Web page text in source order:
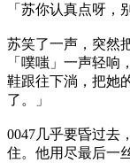
「苏你认真点呀，
苏笑了一声，突然
「噗嗤」一声轻
鞋跟往下淌，把她
了。」
0047几乎要昏过去
住。他用尽最后一